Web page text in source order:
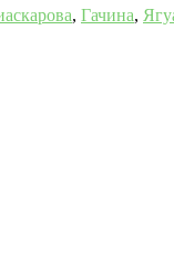
, Гачина,